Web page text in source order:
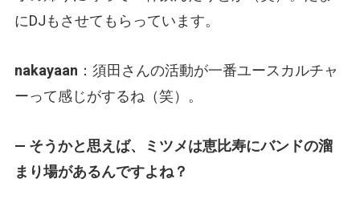
にDJもさせてもらっています。
nakayaan ：須田さんの活動が一番ユースカルチャ
ーって感じがするね（笑）。
— そうかと思えば、ミツメは恵比寿にバンドの溜
まり場があるんですよね？